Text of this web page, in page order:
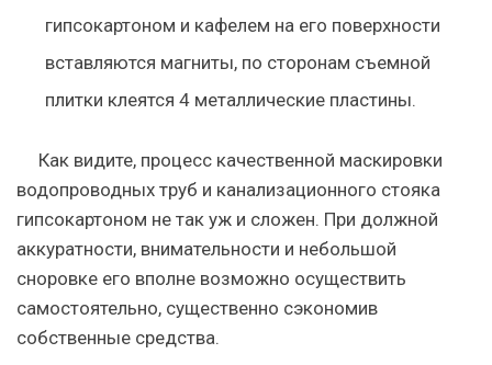
гипсокартоном и кафелем на его поверхности
вставляются магниты, по сторонам съемной
плитки клеятся 4 металлические пластины.
Как видите, процесс качественной маскировки
водопроводных труб и канализационного стояка
гипсокартоном не так уж и сложен. При должной
аккуратности, внимательности и небольшой
сноровке его вполне возможно осуществить
самостоятельно, существенно сэкономив
собственные средства.